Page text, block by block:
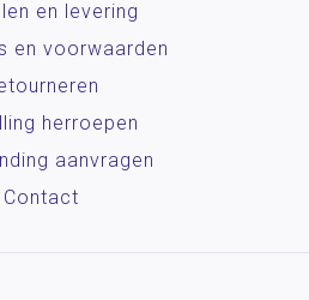
en levering
en voorwaarden
herroepen
aanvragen
Contact